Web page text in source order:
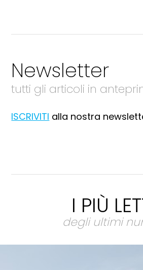
Newsletter
tutti gli articoli in
ISCRIVITI alla nostra
I PIÙ
degli ultimi